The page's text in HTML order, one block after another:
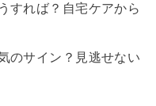
すれば？自宅ケアから
のサイン？見逃せない